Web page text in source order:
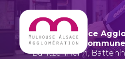
Mulhouse Alsace
regroupe 39
Bantzenheim,